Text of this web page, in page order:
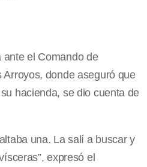
ante el Comando de
Arroyos, donde aseguró que
hacienda, se dio cuenta de
una. La salí a buscar y
expresó el